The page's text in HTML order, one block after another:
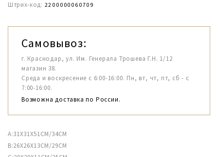
Штрих-код: 2200000060709
Самовывоз:
г. Краснодар, ул. Им. Генерала Трошева Г.Н. 1/12
магазин 38.
Среда и воскресение с 6:00-16:00. Пн, вт, чт, пт, сб - с
7:00-16:00.
Возможна доставка по России.
A:31X31X51CM/34CM
B:26X26X13CM/29CM